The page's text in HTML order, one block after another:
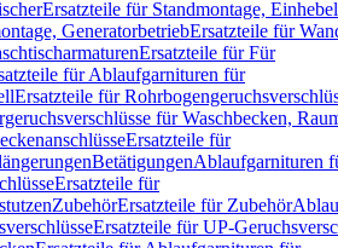
Ersatzteile für Standmontage,
GeneratorbetriebErsatzteile für
Ersatzteile für Für
für Ablaufgarnituren für
Ersatzteile für
für Waschbecken,
Ersatzteile für
BetätigungenAblaufgarnituren
Ersatzteile für
ZubehörErsatzteile für Zubehör
Ersatzteile für UP-